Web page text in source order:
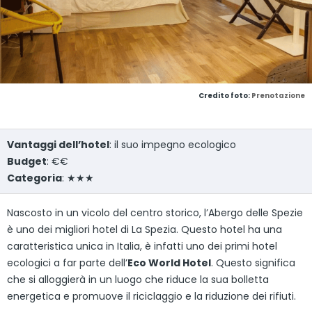
Credito foto: Prenotazione
Vantaggi dell’hotel: il suo impegno ecologico
Budget: €€
Categoria: ★★★
Nascosto in un vicolo del centro storico, l’Abergo delle Spezie
è uno dei migliori hotel di La Spezia. Questo hotel ha una
caratteristica unica in Italia, è infatti uno dei primi hotel
ecologici a far parte dell’Eco World Hotel. Questo significa
che si alloggierà in un luogo che riduce la sua bolletta
energetica e promuove il riciclaggio e la riduzione dei rifiuti.